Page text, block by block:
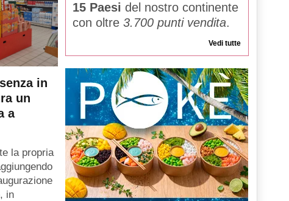
in
un
a
la propria
in
15 Paesi del nostro continente
con oltre 3.700 punti vendita.
Vedi tutte